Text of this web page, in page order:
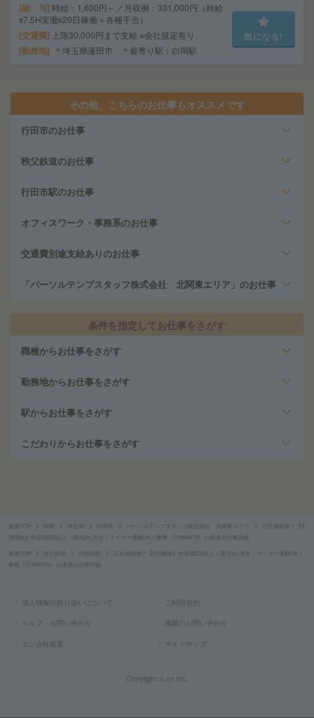
給 与 時給：1,600円～／月収例：331,000円（時給
x7.5H実働x20日稼働＋各種手当）
交通費 上限30,000円まで支給 ※会社規定有り
勤務地 ＊埼玉県蓮田市 ＊最寄り駅：白岡駅
気になる!
その他、こちらのお仕事もオススメです
行田市のお仕事
秩父鉄道のお仕事
行田市駅のお仕事
オフィスワーク・事務系のお仕事
交通費別途支給ありのお仕事
「パーソルテンプスタッフ株式会社 北関東エリア」のお仕事
条件を指定してお仕事をさがす
職種からお仕事をさがす
勤務地からお仕事をさがす
駅からお仕事をさがす
こだわりからお仕事をさがす
派遣TOP 関東 埼玉県 行田市 パーソルテンプスタッフ株式会社 北関東エリア
正社員前提＊【9
月開始】年収352万以上！賞与3ヶ月分！マイカー通勤OK！事務（111449174）の派遣の仕事詳細
派遣TOP 秩父鉄道 行田市駅
正社員前提＊【9月開始】年収352万以上！賞与3ヶ月分！マイカー通勤OK！
事務（111449174）の派遣の仕事詳細
個人情報の取り扱いについて ご利用規約
ヘルプ・お問い合わせ 掲載のお問い合わせ
エン会社概要 サイトマップ
Copyright © en Inc.